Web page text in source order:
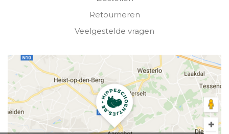
Retourneren
Veelgestelde vragen